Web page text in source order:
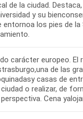
de la ciudad.
y su
los pies de la
carácter europeo.
de las
casas de
o realizar, de
Cena